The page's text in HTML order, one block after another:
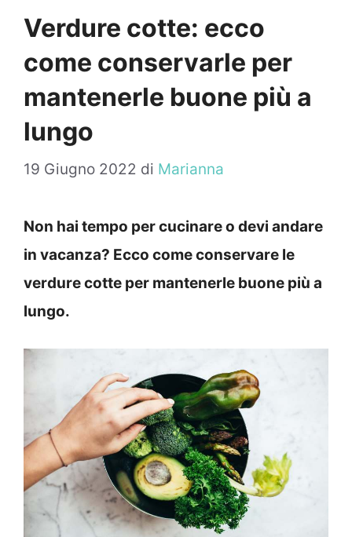
Verdure cotte: ecco
come conservarle per
mantenerle buone più a
lungo
19 Giugno 2022 di Marianna
Non hai tempo per cucinare o devi andare
in vacanza? Ecco come conservare le
verdure cotte per mantenerle buone più a
lungo.